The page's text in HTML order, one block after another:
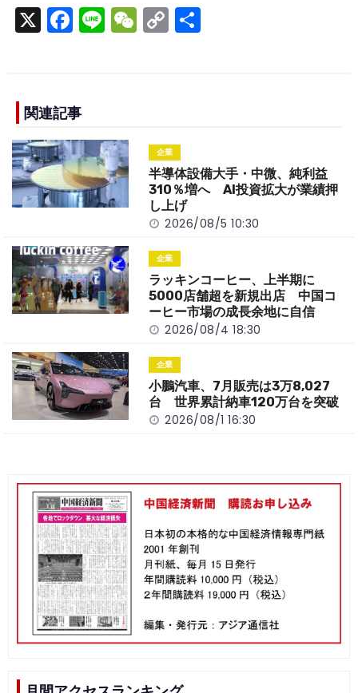
X F
a
e
b
o
o
k
Li
n
W
e
C
o
n
k
関連記事
企業
半導体設備大手・中微、純利益
310％増へ AI投資拡大が業績押
し上げ
2026/08/5 10:30
企業
ラッキンコーヒー、上半期に
5000店舗超を新規出店 中国コ
ーヒー市場の成長余地に自信
2026/08/4 18:30
企業
小鵬汽車、7月販売は3万8,027
台 世界累計納車120万台を突破
2026/08/1 16:30